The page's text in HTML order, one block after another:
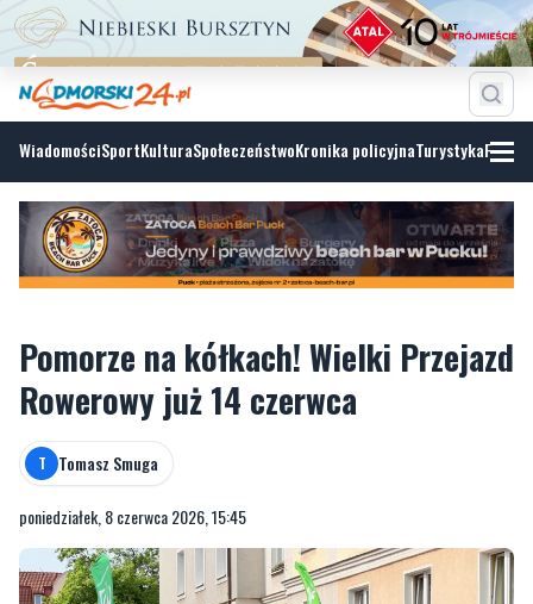
WiadomościSportKulturaSpołeczeństwoKronika policyjnaTurystyka
Pomorze na kółkach! Wielki Przejazd
Rowerowy już 14 czerwca
T Tomasz Smuga
poniedziałek, 8 czerwca 2026, 15:45